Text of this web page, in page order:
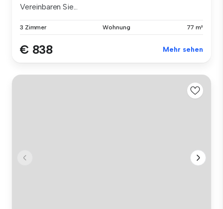
Vereinbaren Sie...
3 Zimmer Wohnung 77 m²
€ 838 Mehr sehen